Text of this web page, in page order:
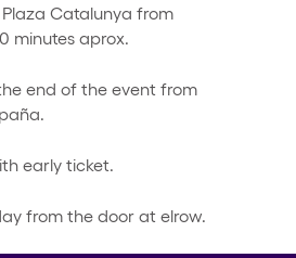
Catalunya from
minutes aprox.
end of the event from
early ticket.
from the door at elrow.